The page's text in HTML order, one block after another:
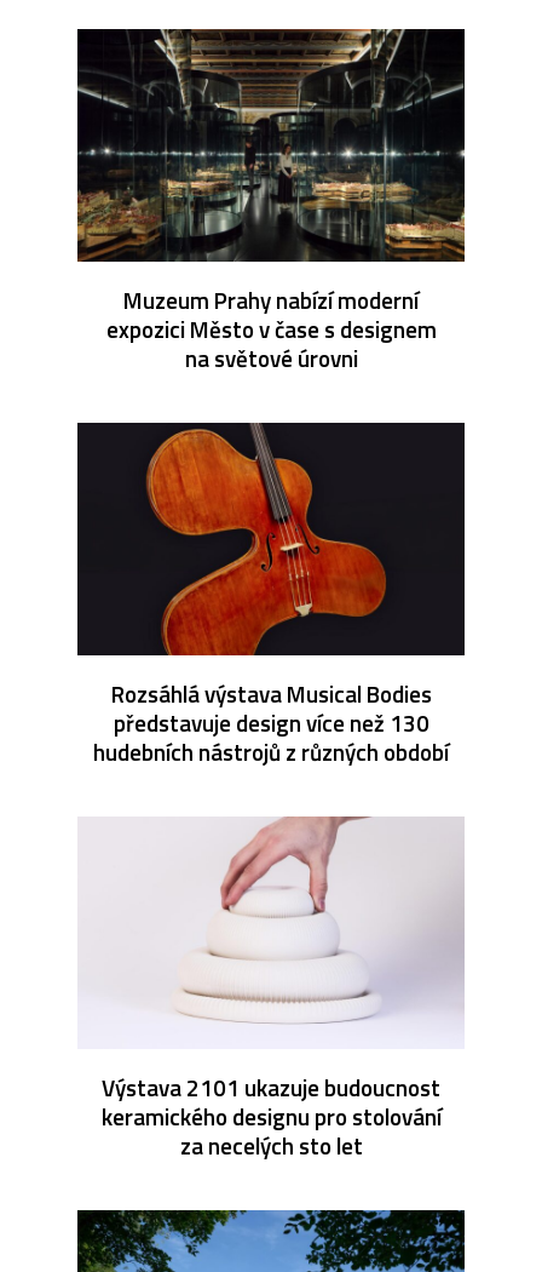
Muzeum Prahy nabízí moderní
expozici Město v čase s designem
na světové úrovni
Rozsáhlá výstava Musical Bodies
představuje design více než 130
hudebních nástrojů z různých období
Výstava 2101 ukazuje budoucnost
keramického designu pro stolování
za necelých sto let